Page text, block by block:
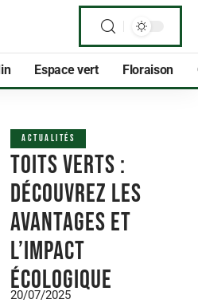
Espace vert Floraison
ACTUALITÉS
Toits verts :
découvrez les
avantages et
l’impact
écologique
20/07/2025